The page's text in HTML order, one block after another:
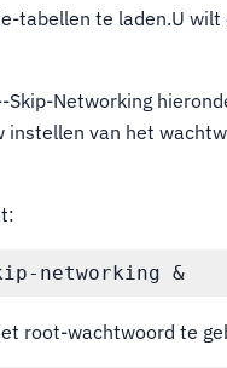
tabellen te laden.U wilt
Networking
van het
root-wachtwoord te